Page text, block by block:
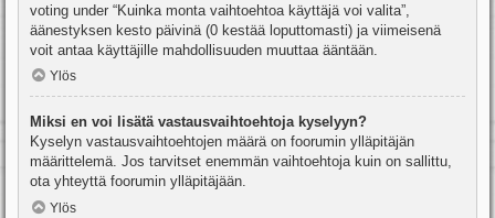
voting under “Kuinka monta vaihtoehtoa käyttäjä voi valita”,
äänestyksen kesto päivinä (0 kestää loputtomasti) ja viimeisenä
voit antaa käyttäjille mahdollisuuden muuttaa ääntään.
Ylös
Miksi en voi lisätä vastausvaihtoehtoja kyselyyn?
Kyselyn vastausvaihtoehtojen määrä on foorumin ylläpitäjän
määrittelemä. Jos tarvitset enemmän vaihtoehtoja kuin on sallittu,
ota yhteyttä foorumin ylläpitäjään.
Ylös